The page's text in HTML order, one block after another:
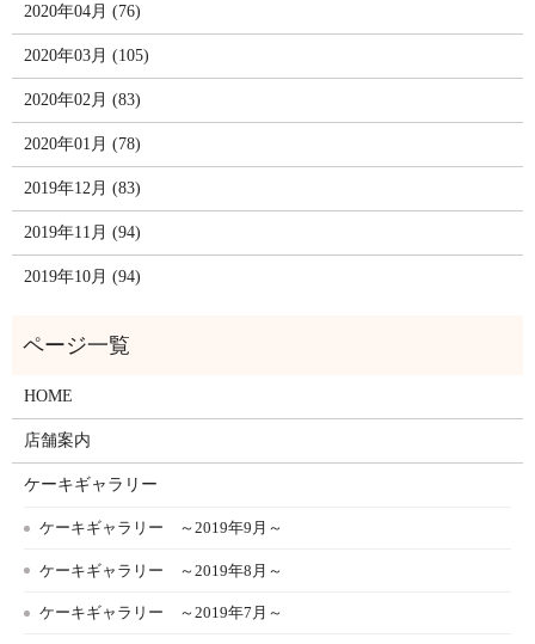
2020年04月 (76)
2020年03月 (105)
2020年02月 (83)
2020年01月 (78)
2019年12月 (83)
2019年11月 (94)
2019年10月 (94)
HOME
店舗案内
ケーキギャラリー
ケーキギャラリー ～2019年9月～
ケーキギャラリー ～2019年8月～
ケーキギャラリー ～2019年7月～